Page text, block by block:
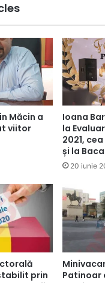
Măcin a
viitor
Ioana
la
2021,
și la
20 iunie
prin
Patinoar